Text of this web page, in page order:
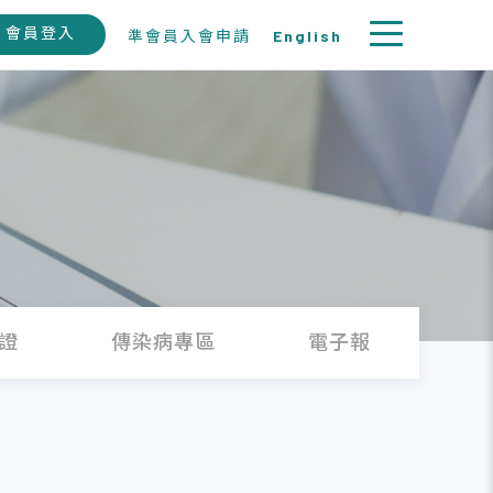
會員登入 準會員入會申請 English
傳染病專區 電子報 徵